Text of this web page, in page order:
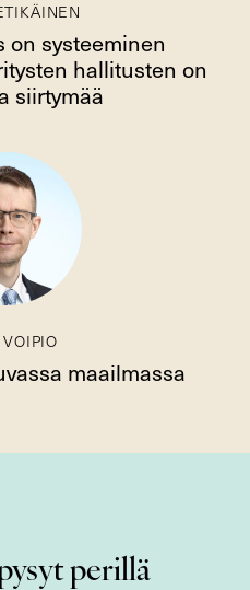
systeeminen
hallitusten on
siirtymää
maailmassa
perillä